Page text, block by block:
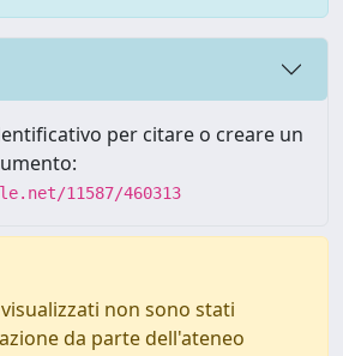
per citare o creare un
11587/460313
non sono stati
da parte dell'ateneo